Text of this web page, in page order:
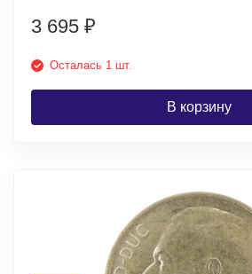
3 695 ₽
Осталась 1 шт.
В корзину